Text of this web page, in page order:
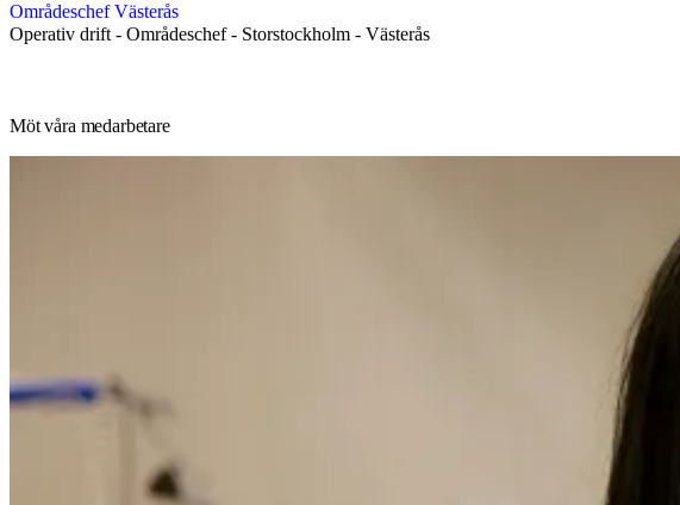
Områdeschef Västerås
Operativ drift - Områdeschef- Storstockholm - Västerås
Möt våra medarbetare
Det är viktigt att öka medarbetarnas självkänsla
Genom att få medarbetarna att se sina styrkor och tro på sig själva får Jonna Stengel,